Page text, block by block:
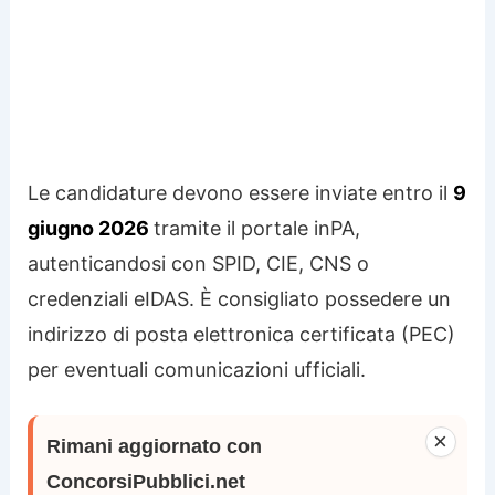
Le candidature devono essere inviate entro il 9
giugno 2026tramite il portale inPA,
autenticandosi con SPID, CIE, CNS o
credenziali eIDAS. È consigliato possedere un
indirizzo di posta elettronica certificata (PEC)
per eventuali comunicazioni ufficiali.
×
Rimani aggiornato con
ConcorsiPubblici.net